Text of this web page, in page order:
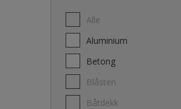
Alle
Aluminium
Betong
Blåsten
Båtdekk